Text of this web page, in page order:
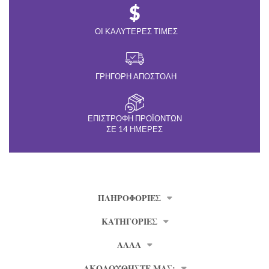
ΟΙ ΚΑΛΎΤΕΡΕΣ ΤΙΜΈΣ
ΓΡΉΓΟΡΗ ΑΠΟΣΤΟΛΉ
ΕΠΙΣΤΡΟΦΉ ΠΡΟΪΌΝΤΩΝ
ΣΕ 14 ΗΜΈΡΕΣ
ΠΛΗΡΟΦΟΡΊΕΣ
ΚΑΤΗΓΟΡΙΕΣ
ΑΛΛΑ